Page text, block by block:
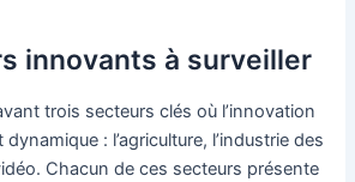
innovants à surveiller
trois secteurs clés où l’innovation
: l’agriculture, l’industrie des
Chacun de ces secteurs présente